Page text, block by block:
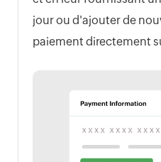
jour ou d'ajouter de
paiement directement